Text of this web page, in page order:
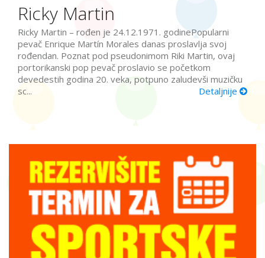
Ricky Martin
Ricky Martin – rođen je 24.12.1971. godinePopularni
pevač Enrique Martín Morales danas proslavlja svoj
rođendan. Poznat pod pseudonimom Riki Martin, ovaj
portorikanski pop pevač proslavio se početkom
devedestih godina 20. veka, potpuno zaludevši muzičku
sc...
Detaljnije